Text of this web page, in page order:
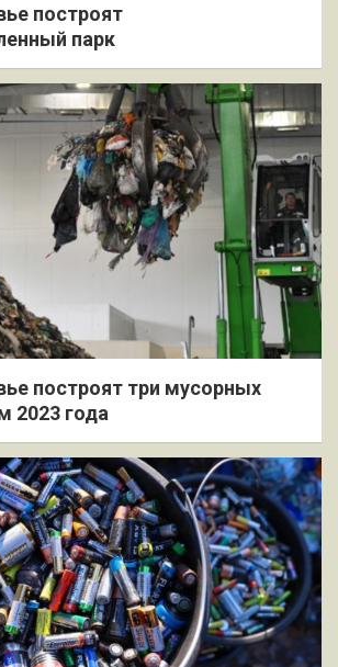
построят
парк
построят три мусорных
2023 года